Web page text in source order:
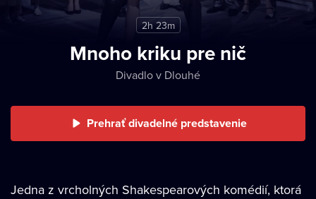
2h 23m
Mnoho kriku pre nič
Divadlo v Dlouhé
Prehrať divadelné predstavenie
Jedna z vrcholných Shakespearových komédií, ktorá